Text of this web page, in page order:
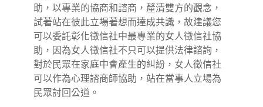
助，以專業的協商和諮商，釐清雙方的觀念，
試著站在彼此立場著想而達成共識，故建議您
可以委託彰化徵信社中最專業的女人徵信社協
助，因為女人徵信社不只可以提供法律諮詢，
對於民眾在家庭中會產生的糾紛，女人徵信社
可以作為心理諮商師協助，站在當事人立場為
民眾討回公道。